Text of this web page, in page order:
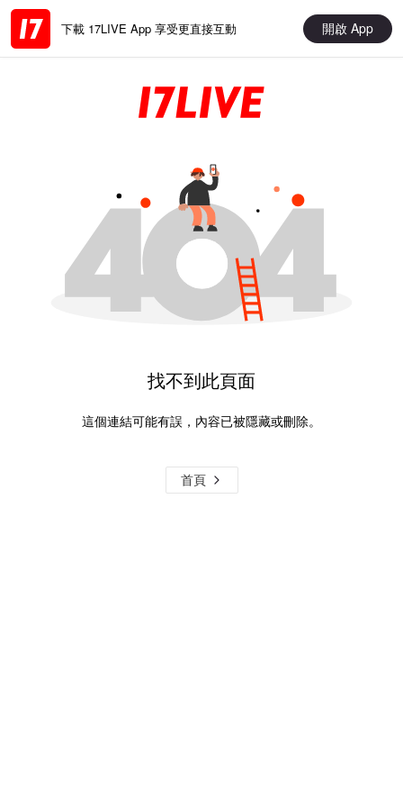
下載 17LIVE App 享受更直接互動 開啟 App
找不到此頁面
這個連結可能有誤，內容已被隱藏或刪除。
首頁